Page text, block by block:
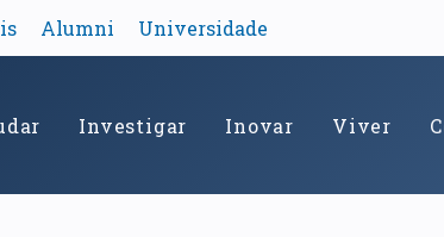
Alumni Universidade
Investigar Inovar Viver